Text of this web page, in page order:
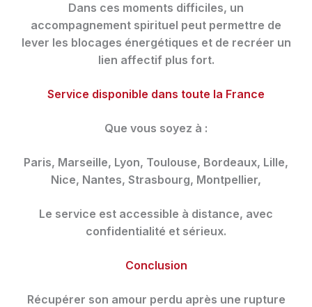
Dans ces moments difficiles, un
accompagnement spirituel peut permettre de
lever les blocages énergétiques et de recréer un
lien affectif plus fort.
Service disponible dans toute la France
Que vous soyez à :
Paris, Marseille, Lyon, Toulouse, Bordeaux, Lille,
Nice, Nantes, Strasbourg, Montpellier,
Le service est accessible à distance, avec
confidentialité et sérieux.
Conclusion
Récupérer son amour perdu après une rupture